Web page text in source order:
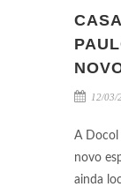
12/03/
A Docol
novo
ainda